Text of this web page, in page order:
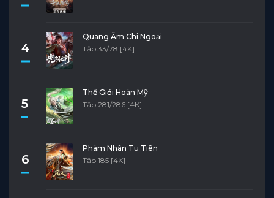
4
Quang Âm Chi Ngoại
Tập 33/78 [4K]
5
Thế Giới Hoàn Mỹ
Tập 281/286 [4K]
6
Phàm Nhân Tu Tiên
Tập 185 [4K]